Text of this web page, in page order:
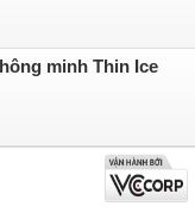
minh Thin Ice